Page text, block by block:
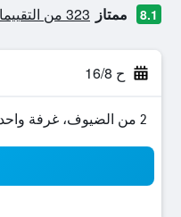
8.1 ممتاز 323 من التقييمات تم التحقق منها
ح 16/8
2 من الضيوف، غرفة واحدة